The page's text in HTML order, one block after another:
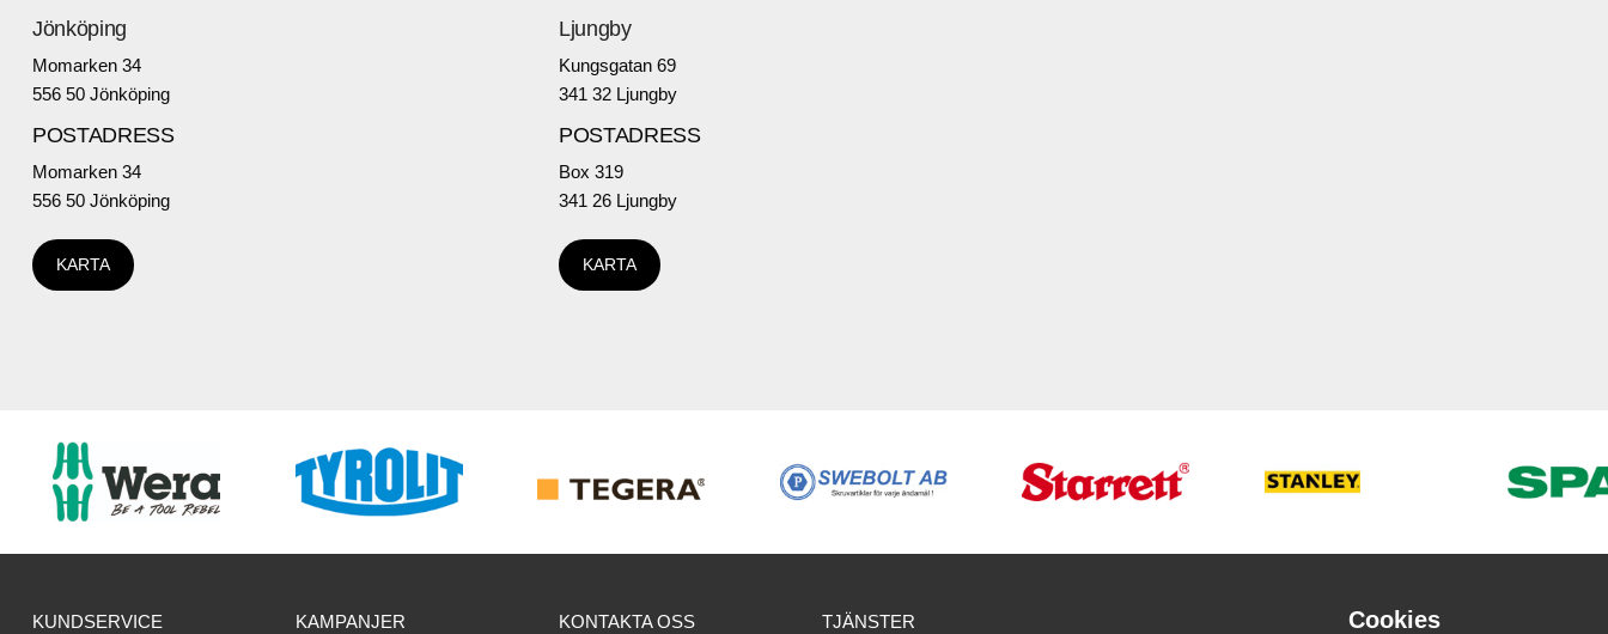
Jönköping
Momarken 34
556 50 Jönköping
POSTADRESS
Momarken 34
556 50 Jönköping
KARTA
Ljungby
Kungsgatan 69
341 32 Ljungby
POSTADRESS
Box 319
341 26 Ljungby
KARTA
KUNDSERVICE KAMPANJER KONTAKTA OSS
TJÄNSTER
Cookies